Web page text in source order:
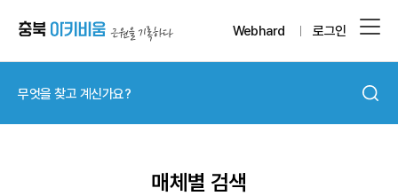
Webhard 로그인
매체별 검색